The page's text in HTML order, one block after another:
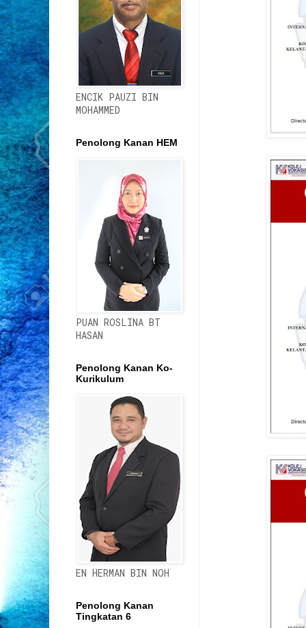
ENCIK PAUZI BIN
MOHAMMED
Penolong Kanan HEM
PUAN ROSLINA BT
HASAN
Penolong Kanan Ko-
Kurikulum
EN HERMAN BIN NOH
Penolong Kanan
Tingkatan 6